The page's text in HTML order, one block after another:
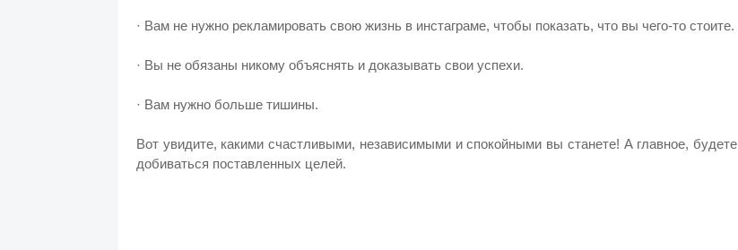
· Вам не нужно рекламировать свою жизнь в инстаграме, чтобы показать, что вы чего-то стоите.
· Вы не обязаны никому объяснять и доказывать свои успехи.
· Вам нужно больше тишины.
Вот увидите, какими счастливыми, независимыми и спокойными вы станете! А главное, будете
добиваться поставленных целей.